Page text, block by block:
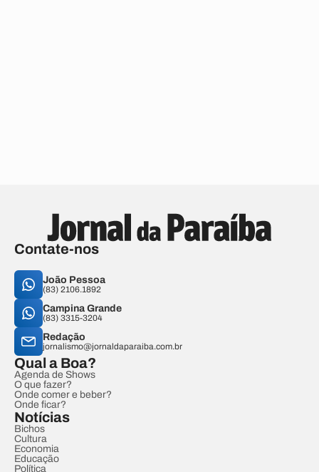
Contate-nos
João Pessoa
(83) 2106.1892
Campina Grande
(83) 3315-3204
Redação
jornalismo@jornaldaparaiba.com.br
Qual a Boa?
Agenda de Shows
O que fazer?
Onde comer e beber?
Onde ficar?
Notícias
Bichos
Cultura
Economia
Educação
Política